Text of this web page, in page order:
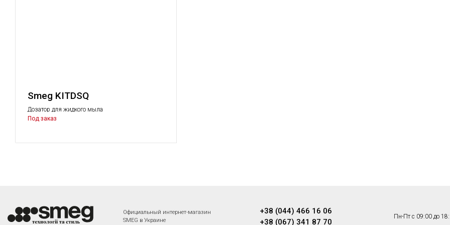
Smeg KITDSQ
Дозатор для жидкого мыла
Под заказ
Официальный интернет-магазин
SMEG в Украине
+38 (044) 466 16 06
+38 (067) 341 87 70
Пн-Пт с 09:00 до